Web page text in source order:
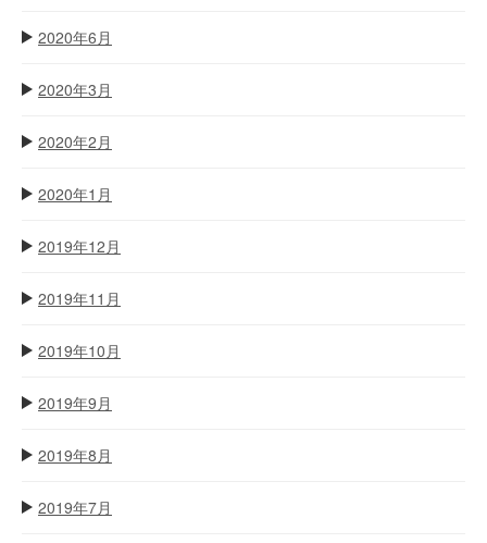
2020年6月
2020年3月
2020年2月
2020年1月
2019年12月
2019年11月
2019年10月
2019年9月
2019年8月
2019年7月